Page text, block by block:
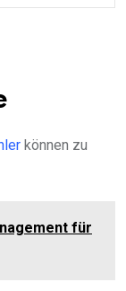
können zu
für